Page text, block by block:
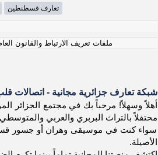
تعارف قسطنطين
ملفات تعريف الارتباط والقانون
شبكة تعارف جزائرية مجانية - اتصالات
محتفلاً بالتراث البربري والعربي
سواء كنت في موسيقى وهران أو جسور
الأصيلة.